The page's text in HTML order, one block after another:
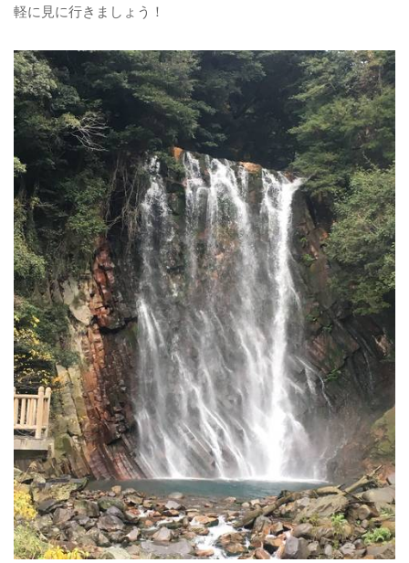
軽に見に行きましょう！